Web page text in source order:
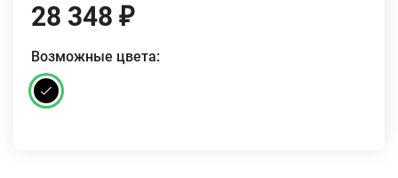
28 348 ₽
Возможные цвета: